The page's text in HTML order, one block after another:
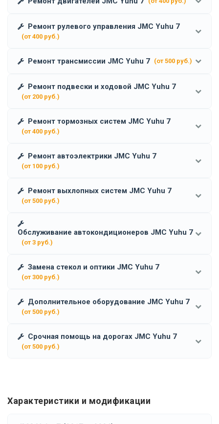
Ремонт рулевого управления JMC Yuhu 7
(от 400 руб.)
Ремонт трансмиссии JMC Yuhu 7 (от 500 руб.)
Ремонт подвески и ходовой JMC Yuhu 7
(от 200 руб.)
Ремонт тормозных систем JMC Yuhu 7
(от 400 руб.)
Ремонт автоэлектрики JMC Yuhu 7
(от 100 руб.)
Ремонт выхлопных систем JMC Yuhu 7
(от 500 руб.)
Обслуживание автокондиционеров JMC Yuhu 7
(от 3 руб.)
Замена стекол и оптики JMC Yuhu 7
(от 300 руб.)
Дополнительное оборудование JMC Yuhu 7
(от 500 руб.)
Срочная помощь на дорогах JMC Yuhu 7
(от 500 руб.)
Характеристики и модификации